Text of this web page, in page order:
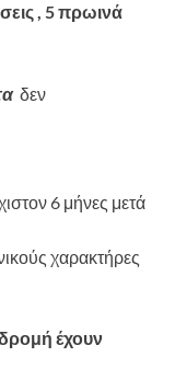
, 5 πρωινά
δεν
6 μήνες μετά
χαρακτήρες
έχουν